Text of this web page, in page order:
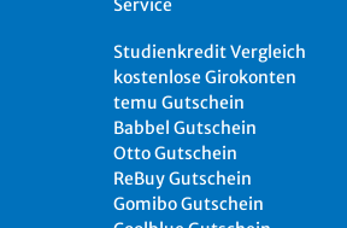
Service
Studienkredit Vergleich
kostenlose Girokonten
temu Gutschein
Babbel Gutschein
Otto Gutschein
ReBuy Gutschein
Gomibo Gutschein